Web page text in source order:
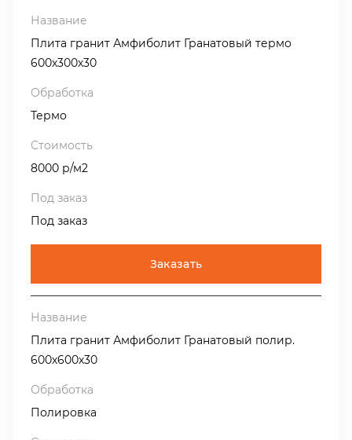
Плита гранит Амфиболит Гранатовый термо
600х300х30
Термо
8000 р/м2
Под заказ
Заказать
Плита гранит Амфиболит Гранатовый полир.
600х600х30
Полировка